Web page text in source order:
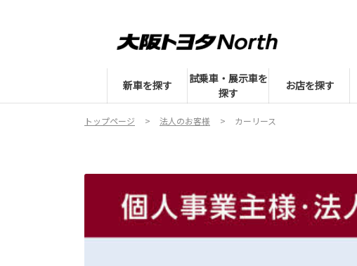
新車を探す
試乗車・展示車を
探す
お店を探す
トップページ 法人のお客様 カーリース